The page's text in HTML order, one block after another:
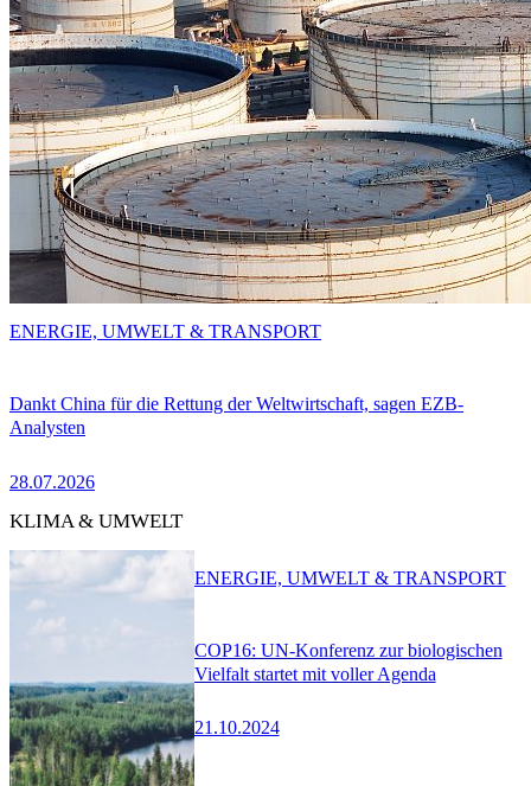
Dankt China für die Rettung der Weltwirtschaft, sagen EZB-
Analysten
28.07.2026
ENERGIE, UMWELT & TRANSPORT
KLIMA & UMWELT
COP16: UN-Konferenz zur biologischen
Vielfalt startet mit voller Agenda
21.10.2024
ENERGIE, UMWELT & TRANSPORT